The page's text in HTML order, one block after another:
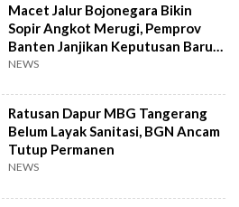
Macet Jalur Bojonegara Bikin
Sopir Angkot Merugi, Pemprov
Banten Janjikan Keputusan Baru 4
Hari Lagi
NEWS
Ratusan Dapur MBG Tangerang
Belum Layak Sanitasi, BGN Ancam
Tutup Permanen
NEWS